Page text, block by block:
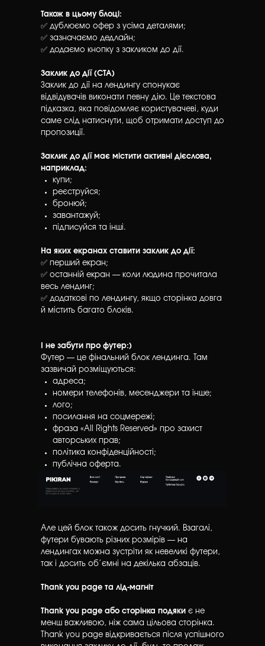
Також в цьому блоці:
✅ дублюємо офер з усіма деталями;
✅ зазначаємо дедлайн;
✅ додаємо кнопку з закликом до дії.
Заклик до дії (CTA)
Заклик до дії на лендингу спонукає
відвідувачів виконати певну дію. Це текстова
підказка, яка повідомляє користувачеві, куди
саме слід натиснути, щоб отримати доступ до
пропозиції.
Заклик до дії має містити активні дієслова,
наприклад:
купи;
реєструйся;
бронюй;
завантажуй;
підписуйся та інші.
На яких екранах ставити заклик до дії:
✅ перший екран;
✅ останній екран — коли людина прочитала
весь лендинг;
✅ додаткові по лендингу, якщо сторінка довга
й містить багато блоків.
І не забути про футер:)
Футер — це фінальний блок лендинга. Там
зазвичай розміщуються:
адреса;
номери телефонів, месенджери та інше;
лого;
посилання на соцмережі;
фраза «All Rights Reserved» про захист
авторських прав;
політика конфіденційності;
публічна оферта.
Але цей блок також досить гнучкий. Взагалі,
футери бувають різних розмірів — на
лендингах можна зустріти як невеликі футери,
так і досить об’ємні на декілька абзаців.
Thank you page та лід-магніт
Thank you page а бо сторінка подяки є не
менш важливою, ніж сама цільова сторінка.
Thank you page відкривається після успішного